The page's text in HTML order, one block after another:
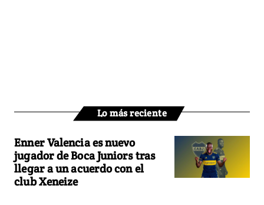
Lo más reciente
Enner Valencia es nuevo
jugador de Boca Juniors tras
llegar a un acuerdo con el
club Xeneize